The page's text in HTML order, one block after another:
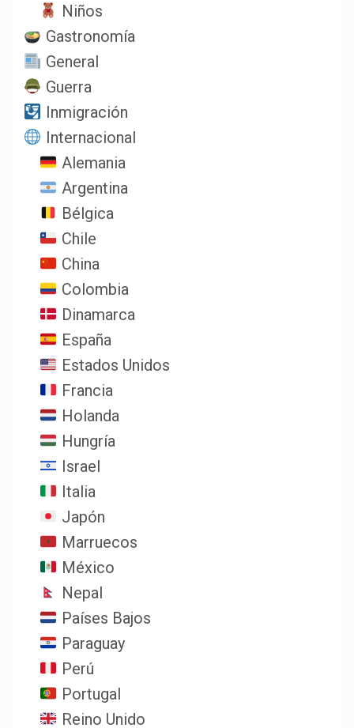
Niños
Gastronomía
General
Guerra
Inmigración
Internacional
Alemania
Argentina
Bélgica
Chile
China
Colombia
Dinamarca
España
Estados Unidos
Francia
Holanda
Hungría
Israel
Italia
Japón
Marruecos
México
Nepal
Países Bajos
Paraguay
Perú
Portugal
Reino Unido